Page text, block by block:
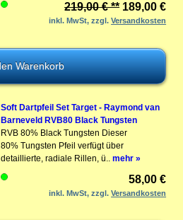
219,00 € ** 189,00 €
inkl. MwSt, zzgl.Versandkosten
Soft Dartpfeil Set Target - Raymond van
Barneveld RVB80 Black Tungsten
RVB 80% Black Tungsten Dieser
80% Tungsten Pfeil verfügt über
detaillierte, radiale Rillen, ü.. mehr »
58,00 €
inkl. MwSt, zzgl.Versandkosten